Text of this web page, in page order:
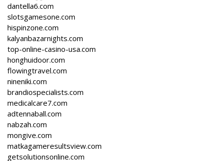
dantella6.com
slotsgamesone.com
hispinzone.com
kalyanbazarnights.com
top-online-casino-usa.com
honghuidoor.com
flowingtravel.com
nineniki.com
brandiospecialists.com
medicalcare7.com
adtennaball.com
nabzah.com
mongive.com
matkagameresultsview.com
getsolutionsonline.com